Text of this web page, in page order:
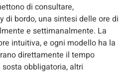
di consultare,
di bordo, una sintesi delle ore di
e settimanalmente. La
intuitiva, e ogni modello ha la
direttamente il tempo
obbligatoria, altri